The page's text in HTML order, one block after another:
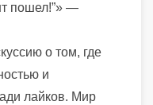
пошел!”» —
о том, где
и
лайков. Мир